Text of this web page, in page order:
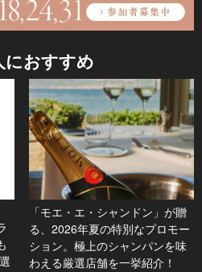
におすすめ
「モエ・エ・シャンドン」が贈
る、2026年夏の特別なプロモー
ション。極上のシャンパンを味
わえる厳選店舗を一挙紹介！